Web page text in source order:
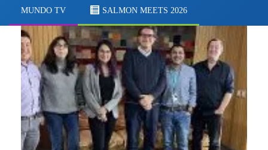
MUNDO TV SALMON MEETS 2026